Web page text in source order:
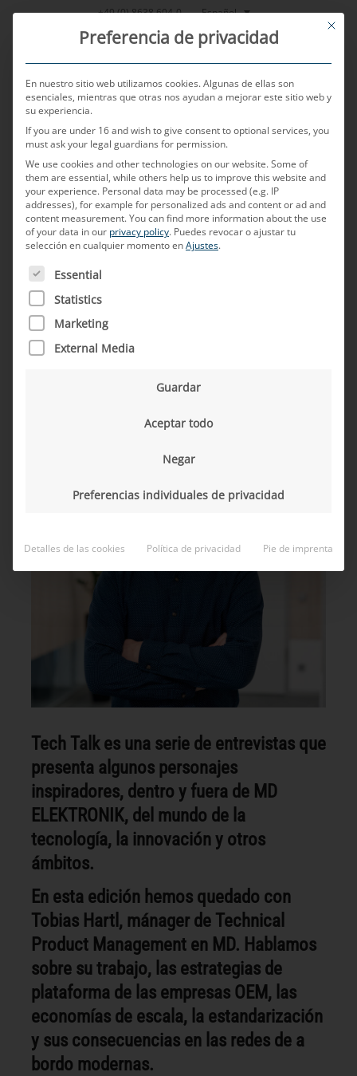
Saltar
+49 (0) 8638 604-0 Español
POSTED ON18 DE SEPTIEMBRE DE 2025 BYTOBIAS HARTL
Entre la estrategia de
plataforma y la
personalización: los desafíos
de la arquitectura de la red de
a bordo moderna
Tech Talk es una serie de entrevistas que
presenta algunos personajes
inspiradores, dentro y fuera de MD
ELEKTRONIK, del mundo de la
tecnología, la innovación y otros
ámbitos.
En esta edición hemos quedado con
Tobias Hartl, mánager de Technical
Product Management en MD. Hablamos
sobre su trabajo, las estrategias de
plataforma de las empresas OEM, las
economías de escala, la estandarización
y sus consecuencias en las redes de a
bordo modernas.
This
Preferencia de privacidad
En nuestro sitio web utilizamos cookies. Algunas de ellas son
esenciales, mientras que otras nos ayudan a mejorar este sitio web y
su experiencia.
If you are under 16 and wish to give consent to optional services, you
must ask your legal guardians for permission.
We use cookies and other technologies on our website. Some of
them are essential, while others help us to improve this website and
your experience. Personal data may be processed (e.g. IP
addresses), for example for personalized ads and content or ad and
content measurement.You can find more information about the use
of your data in our privacy policy. Puedes revocar o ajustar tu
selección en cualquier momento enAjustes.
A CONTINUACIÓN FIGURA UNA LISTA DE LOS GRUPOS
Essential
Statistics
Marketing
External Media
Guardar
Aceptar todo
Negar
Preferencias individuales de privacidad
Detalles de las cookies Política de privacidad Pie de imprenta